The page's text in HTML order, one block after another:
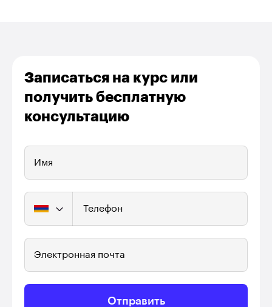
Записаться на курс или
получить бесплатную
консультацию
Имя
Телефон
Электронная почта
Отправить